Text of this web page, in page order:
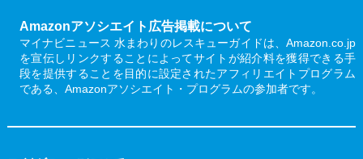
Amazonアソシエイト広告掲載について
マイナビニュース 水まわりのレスキューガイドは、Amazon.co.jp
を宣伝しリンクすることによってサイトが紹介料を獲得できる手
段を提供することを目的に設定されたアフィリエイトプログラム
である、Amazonアソシエイト・プログラムの参加者です。